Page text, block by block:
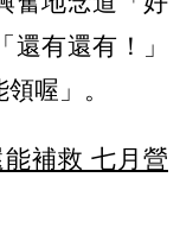
有還有！」
喔」。
補救 七月營